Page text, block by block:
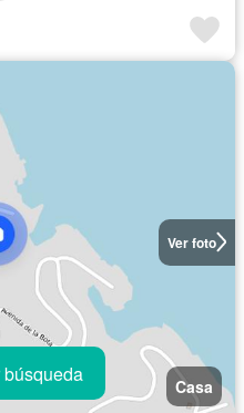
Ver foto
Casa